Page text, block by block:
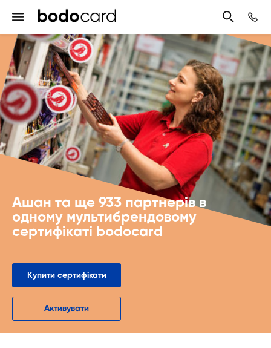
Ашан та ще 933 партнерів в
одному мультибрендовому
сертифікаті bodocard
Купити сертифікати
Активувати